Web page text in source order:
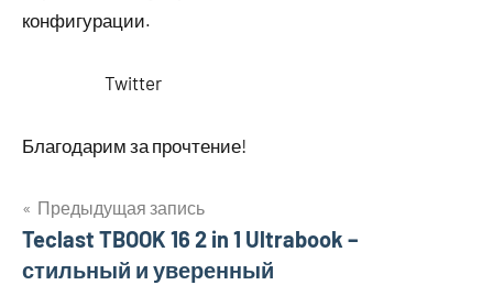
конфигурации.
Twitter
Благодарим за прочтение!
Навигация
по
Предыдущая запись
Teclast TBOOK 16 2 in 1 Ultrabook –
стильный и уверенный